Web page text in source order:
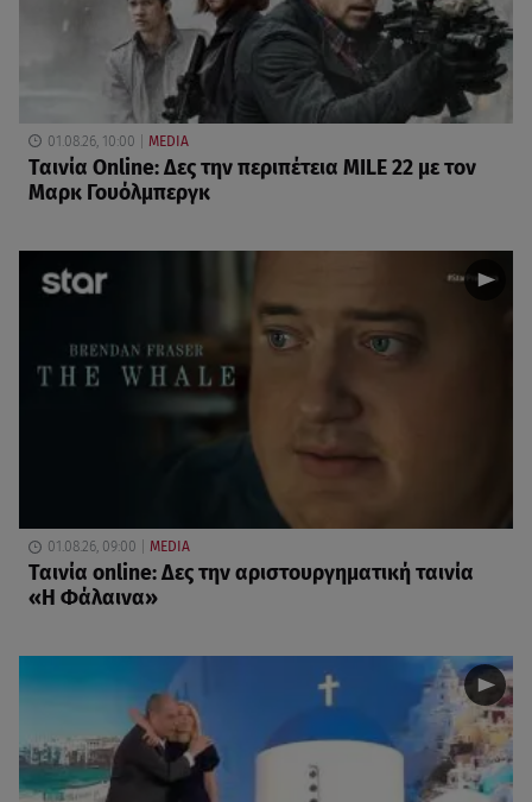
01.08.26, 10:00 MEDIA
Ταινία Online: Δες την περιπέτεια MILE 22 με τον
Μαρκ Γουόλμπεργκ
01.08.26, 09:00 MEDIA
Ταινία online: Δες την αριστουργηματική ταινία
«Η Φάλαινα»